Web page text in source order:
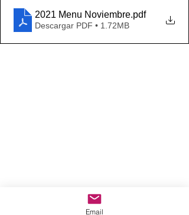
2021 Menu Noviembre.pdf
Descargar PDF • 1.72MB
Email